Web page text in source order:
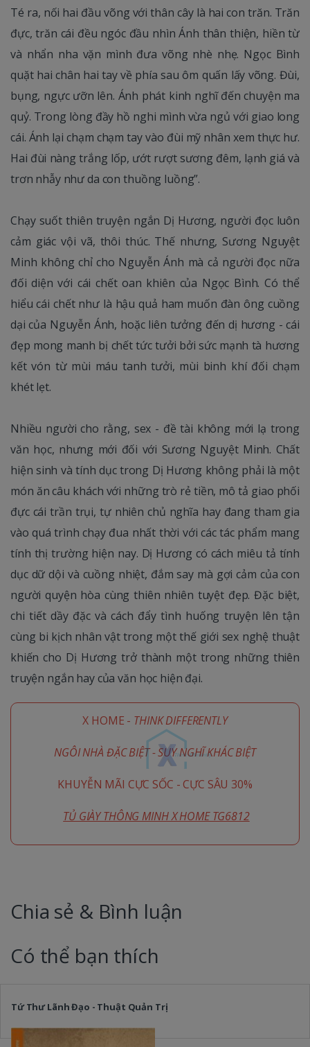
Té ra, nối hai đầu võng với thân cây là hai con trăn. Trăn
đực, trăn cái đều ngóc đầu nhìn Ánh thân thiện, hiền từ
và nhẩn nha vặn mình đưa võng nhè nhẹ. Ngọc Bình
quặt hai chân hai tay về phía sau ôm quấn lấy võng. Đùi,
bụng, ngực ưỡn lên. Ánh phát kinh nghĩ đến chuyện ma
quỷ. Trong lòng đầy hồ nghi mình vừa ngủ với giao long
cái. Ánh lại chạm chạm tay vào đùi mỹ nhân xem thực hư.
Hai đùi nàng trắng lốp, ướt rượt sương đêm, lạnh giá và
trơn nhẫy như da con thuồng luồng”.
Chạy suốt thiên truyện ngắn Dị Hương, người đọc luôn
cảm giác vội vã, thôi thúc. Thế nhưng, Sương Nguyệt
Minh không chỉ cho Nguyễn Ánh mà cả người đọc nữa
đối diện với cái chết oan khiên của Ngọc Bình. Có thể
hiểu cái chết như là hậu quả ham muốn đàn ông cuồng
dại của Nguyễn Ánh, hoặc liên tưởng đến dị hương - cái
đẹp mong manh bị chết tức tưởi bởi sức mạnh tà hương
kết vón từ mùi máu tanh tưởi, mùi binh khí đối chạm
khét lẹt.
Nhiều người cho rằng, sex - đề tài không mới lạ trong
văn học, nhưng mới đối với Sương Nguyệt Minh. Chất
hiện sinh và tính dục trong Dị Hương không phải là một
món ăn câu khách với những trò rẻ tiền, mô tả giao phối
đực cái trần trụi, tự nhiên chủ nghĩa hay đang tham gia
vào quá trình chạy đua nhất thời với các tác phẩm mang
tính thị trường hiện nay. Dị Hương có cách miêu tả tính
dục dữ dội và cuồng nhiệt, đắm say mà gợi cảm của con
người quyện hòa cùng thiên nhiên tuyệt đẹp. Đặc biệt,
chi tiết dầy đặc và cách đẩy tình huống truyện lên tận
cùng bi kịch nhân vật trong một thế giới sex nghệ thuật
khiến cho Dị Hương trở thành một trong những thiên
truyện ngắn hay của văn học hiện đại.
X HOME - THINK DIFFERENTLY
NGÔI NHÀ ĐẶC BIỆT - SUY NGHĨ KHÁC BIỆT
KHUYỄN MÃI CỰC SỐC - CỰC SÂU 30%
TỦ GIÀY THÔNG MINH X HOME TG6812
Chia sẻ & Bình luận
Có thể bạn thích
Tứ Thư Lãnh Đạo - Thuật Quản Trị